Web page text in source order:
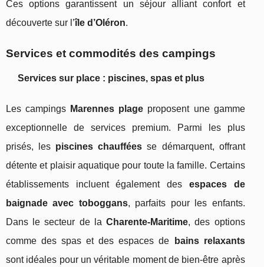
Ces options garantissent un séjour alliant confort et
découverte sur l’île d’Oléron.
Services et commodités des campings
Services sur place : piscines, spas et plus
Les campings Marennes plage proposent une gamme
exceptionnelle de services premium. Parmi les plus
prisés, les piscines chauffées se démarquent, offrant
détente et plaisir aquatique pour toute la famille. Certains
établissements incluent également des espaces de
baignade avec toboggans, parfaits pour les enfants.
Dans le secteur de laCharente-Maritime, des options
comme des spas et des espaces de
bains relaxants
sont idéales pour un véritable moment de bien-être après